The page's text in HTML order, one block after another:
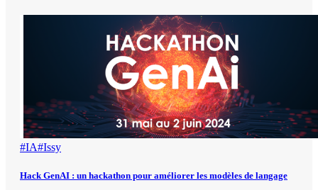
#IA#Issy
Hack GenAI : un hackathon pour améliorer les modèles de langage